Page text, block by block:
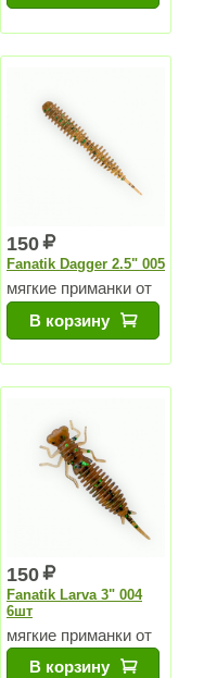
150
Fanatik Dagger 2.5" 005
мягкие приманки от
Чемпиона Мира
В корзину
150
Fanatik Larva 3" 004
6шт
мягкие приманки от
Чемпиона Мира
В корзину